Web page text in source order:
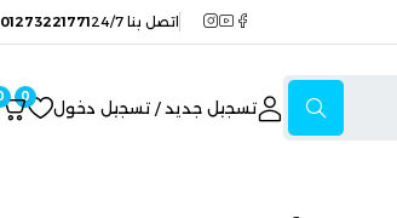
اتصل بنا 24/7 01273221771
تسجيل جديد / تسجيل دخول
0
0